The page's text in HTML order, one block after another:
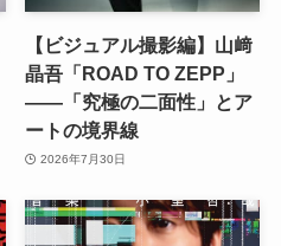
【ビジュアル撮影編】山﨑
晶吾「ROAD TO ZEPP」
――「究極の二面性」とア
ートの境界線
2026年7月30日